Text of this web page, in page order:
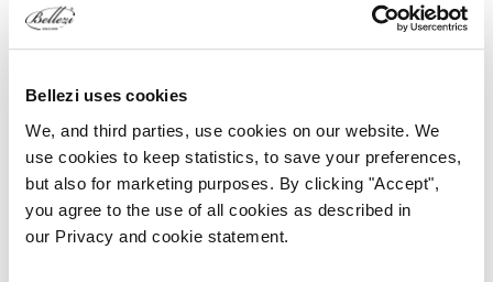
Bellezi uses cookies
We, and third parties, use cookies on our website. We
use cookies to keep statistics, to save your preferences,
but also for marketing purposes. By clicking "Accept",
you agree to the use of all cookies as described in
our Privacy and cookie statement.
Verstelbare hoogte en hoek
: wellness behandelstoelen zijn
uitgerust met motoren van het merk
die het
mogelijk maken de hoogte en hoek van de stoel aan te passen.
comfort voor de klant.
voorzien van eenintelligent verwarmingssysteem, wat
bijdraagt aan extra comfort voor de klant.
: De brede modellen bieden meer ondersteuning
en comfort, vooral voor klanten van verschillende
lichaamsgewichten en -maten.
Gezichtsuitsparing: Dit is een belangrijke feature voor
massages, hierdoor kunnen klanten comfortabel liggen terwijl